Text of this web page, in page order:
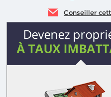
Conseiller